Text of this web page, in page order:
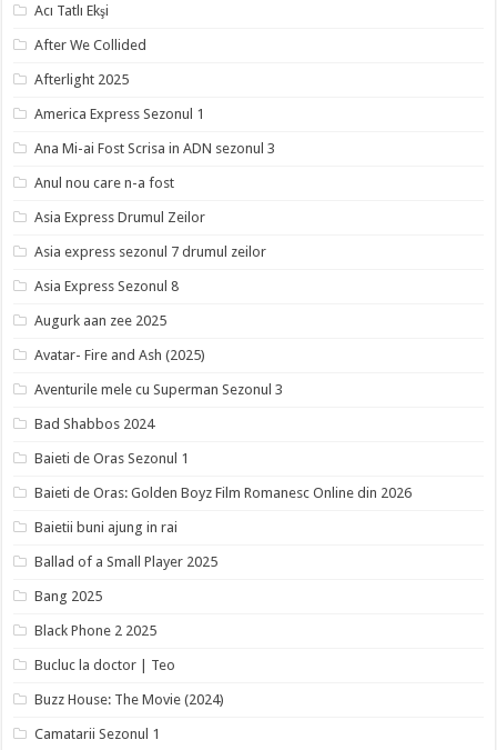
Acı Tatlı Ekşi
After We Collided
Afterlight 2025
America Express Sezonul 1
Ana Mi-ai Fost Scrisa in ADN sezonul 3
Anul nou care n-a fost
Asia Express Drumul Zeilor
Asia express sezonul 7 drumul zeilor
Asia Express Sezonul 8
Augurk aan zee 2025
Avatar- Fire and Ash (2025)
Aventurile mele cu Superman Sezonul 3
Bad Shabbos 2024
Baieti de Oras Sezonul 1
Baieti de Oras: Golden Boyz Film Romanesc Online din 2026
Baietii buni ajung in rai
Ballad of a Small Player 2025
Bang 2025
Black Phone 2 2025
Bucluc la doctor | Teo
Buzz House: The Movie (2024)
Camatarii Sezonul 1